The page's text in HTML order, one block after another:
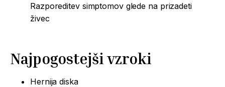
Razporeditev simptomov glede na prizadeti
živec
Najpogostejši vzroki
Hernija diska